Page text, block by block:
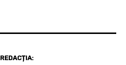
REDACȚIA: